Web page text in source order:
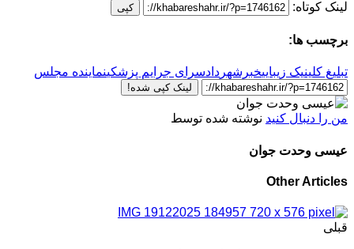
لینک کوتاه: کپی
برچسب ها:
تبلیغ کلینیک زیباییخبرشهر دادسرای جرایم پزشکینماینده مجلس
لینک کپی شده!
من را دنبال کنید نوشته شده توسط
عیسی وحدت جوان
Other Articles
قبلی